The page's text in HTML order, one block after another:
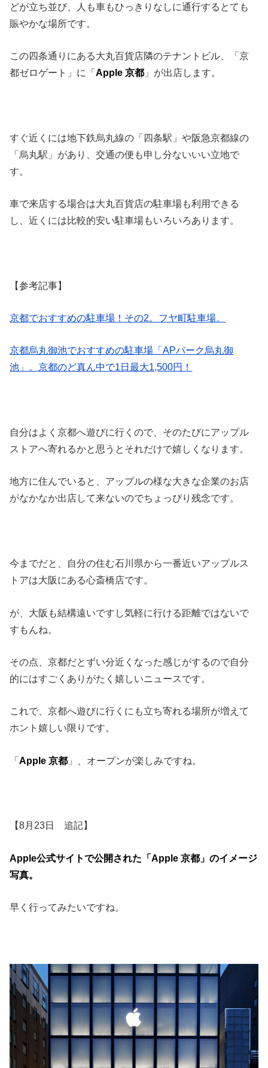
どが立ち並び、人も車もひっきりなしに通行するとても
賑やかな場所です。
この四条通りにある大丸百貨店隣のテナントビル、「京
都ゼロゲート」に「Apple 京都 」が出店します。
すぐ近くには地下鉄烏丸線の「四条駅」や阪急京都線の
「烏丸駅」があり、交通の便も申し分ないいい立地で
す。
車で来店する場合は大丸百貨店の駐車場も利用できる
し、近くには比較的安い駐車場もいろいろあります。
【参考記事】
京都でおすすめの駐車場！その2。フヤ町駐車場。
京都烏丸御池でおすすめの駐車場「APパーク烏丸御
池」。京都のど真ん中で1日最大1,500円！
自分はよく京都へ遊びに行くので、そのたびにアップル
ストアへ寄れるかと思うとそれだけで嬉しくなります。
地方に住んでいると、アップルの様な大きな企業のお店
がなかなか出店して来ないのでちょっぴり残念です。
今までだと、自分の住む石川県から一番近いアップルス
トアは大阪にある心斎橋店です。
が、大阪も結構遠いですし気軽に行ける距離ではないで
すもんね。
その点、京都だとずい分近くなった感じがするので自分
的にはすごくありがたく嬉しいニュースです。
これで、京都へ遊びに行くにも立ち寄れる場所が増えて
ホント嬉しい限りです。
「Apple 京都 」、オープンが楽しみですね。
【8月23日 追記】
Apple公式サイトで公開された「Apple 京都」のイメージ
写真。
早く行ってみたいですね。